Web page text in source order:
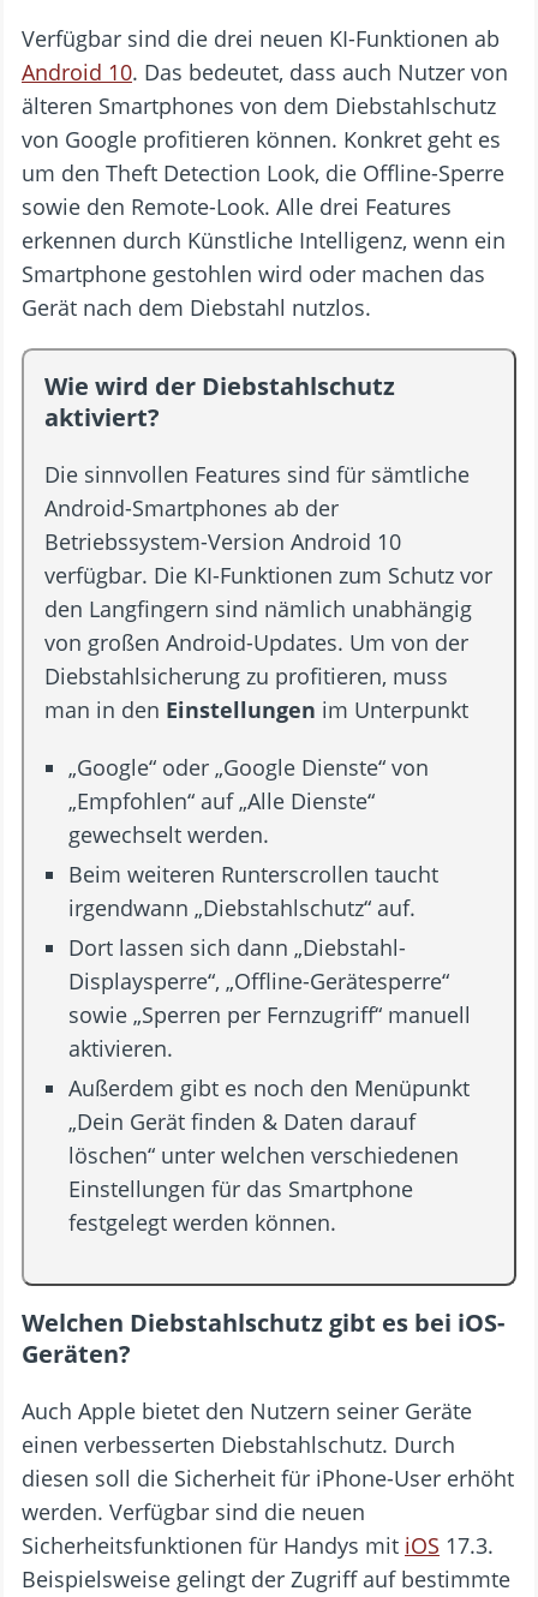
Verfügbar sind die drei neuen KI-Funktionen ab
Android 10. Das bedeutet, dass auch Nutzer von
älteren Smartphones von dem Diebstahlschutz
von Google profitieren können. Konkret geht es
um den Theft Detection Look, die Offline-Sperre
sowie den Remote-Look. Alle drei Features
erkennen durch Künstliche Intelligenz, wenn ein
Smartphone gestohlen wird oder machen das
Gerät nach dem Diebstahl nutzlos.
Wie wird der Diebstahlschutz
aktiviert?
Die sinnvollen Features sind für sämtliche
Android-Smartphones ab der
Betriebssystem-Version Android 10
verfügbar. Die KI-Funktionen zum Schutz vor
den Langfingern sind nämlich unabhängig
von großen Android-Updates. Um von der
Diebstahlsicherung zu profitieren, muss
man in den Einstellungen im Unterpunkt
„Google“ oder „Google Dienste“ von
„Empfohlen“ auf „Alle Dienste“
gewechselt werden.
Beim weiteren Runterscrollen taucht
irgendwann „Diebstahlschutz“ auf.
Dort lassen sich dann „Diebstahl-
Displaysperre“, „Offline-Gerätesperre“
sowie „Sperren per Fernzugriff“ manuell
aktivieren.
Außerdem gibt es noch den Menüpunkt
„Dein Gerät finden & Daten darauf
löschen“ unter welchen verschiedenen
Einstellungen für das Smartphone
festgelegt werden können.
Welchen Diebstahlschutz gibt es bei iOS-
Geräten?
Auch Apple bietet den Nutzern seiner Geräte
einen verbesserten Diebstahlschutz. Durch
diesen soll die Sicherheit für iPhone-User erhöht
werden. Verfügbar sind die neuen
Sicherheitsfunktionen für Handys mit iOS 17.3.
Beispielsweise gelingt der Zugriff auf bestimmte